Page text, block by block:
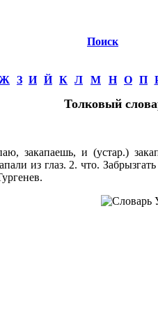
Поиск
З И Й К Л М Н О П
Толковый
закапаешь, и (устар.)
из глаз. 2. что.